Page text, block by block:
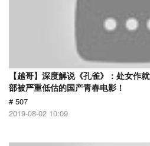
【越哥】深度解说《孔雀》：处女作
部被严重低估的国产青春电影！
# 507
2019-08-02 10:09